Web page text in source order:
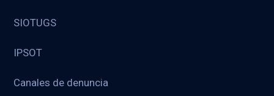
SIOTUGS
IPSOT
Canales de denuncia